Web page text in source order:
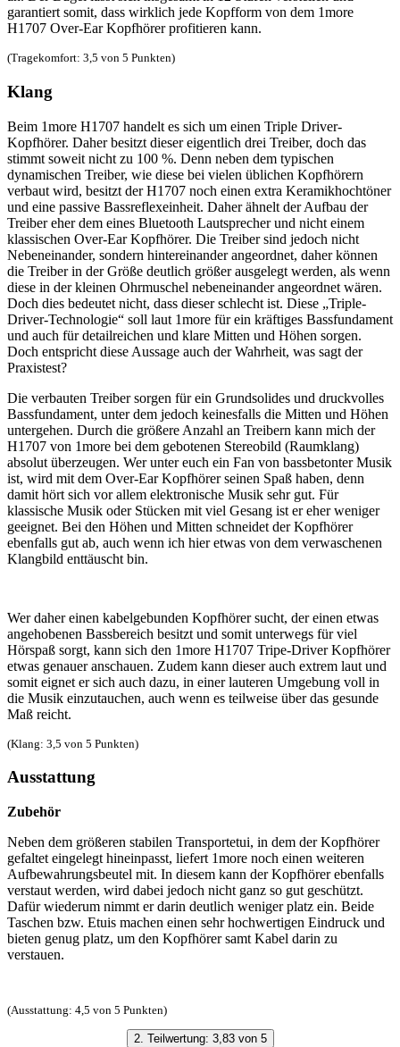
garantiert somit, dass wirklich jede Kopfform von dem 1more
H1707 Over-Ear Kopfhörer profitieren kann.
(Tragekomfort: 3,5 von 5 Punkten)
Klang
Beim 1more H1707 handelt es sich um einen Triple Driver-
Kopfhörer. Daher besitzt dieser eigentlich drei Treiber, doch das
stimmt soweit nicht zu 100 %. Denn neben dem typischen
dynamischen Treiber, wie diese bei vielen üblichen Kopfhörern
verbaut wird, besitzt der H1707 noch einen extra Keramikhochtöner
und eine passive Bassreflexeinheit. Daher ähnelt der Aufbau der
Treiber eher dem eines Bluetooth Lautsprecher und nicht einem
klassischen Over-Ear Kopfhörer. Die Treiber sind jedoch nicht
Nebeneinander, sondern hintereinander angeordnet, daher können
die Treiber in der Größe deutlich größer ausgelegt werden, als wenn
diese in der kleinen Ohrmuschel nebeneinander angeordnet wären.
Doch dies bedeutet nicht, dass dieser schlecht ist. Diese „Triple-
Driver-Technologie“ soll laut 1more für ein kräftiges Bassfundament
und auch für detailreichen und klare Mitten und Höhen sorgen.
Doch entspricht diese Aussage auch der Wahrheit, was sagt der
Praxistest?
Die verbauten Treiber sorgen für ein Grundsolides und druckvolles
Bassfundament, unter dem jedoch keinesfalls die Mitten und Höhen
untergehen. Durch die größere Anzahl an Treibern kann mich der
H1707 von 1more bei dem gebotenen Stereobild (Raumklang)
absolut überzeugen. Wer unter euch ein Fan von bassbetonter Musik
ist, wird mit dem Over-Ear Kopfhörer seinen Spaß haben, denn
damit hört sich vor allem elektronische Musik sehr gut. Für
klassische Musik oder Stücken mit viel Gesang ist er eher weniger
geeignet. Bei den Höhen und Mitten schneidet der Kopfhörer
ebenfalls gut ab, auch wenn ich hier etwas von dem verwaschenen
Klangbild enttäuscht bin.
Wer daher einen kabelgebunden Kopfhörer sucht, der einen etwas
angehobenen Bassbereich besitzt und somit unterwegs für viel
Hörspaß sorgt, kann sich den 1more H1707 Tripe-Driver Kopfhörer
etwas genauer anschauen. Zudem kann dieser auch extrem laut und
somit eignet er sich auch dazu, in einer lauteren Umgebung voll in
die Musik einzutauchen, auch wenn es teilweise über das gesunde
Maß reicht.
(Klang: 3,5 von 5 Punkten)
Ausstattung
Zubehör
Neben dem größeren stabilen Transportetui, in dem der Kopfhörer
gefaltet eingelegt hineinpasst, liefert 1more noch einen weiteren
Aufbewahrungsbeutel mit. In diesem kann der Kopfhörer ebenfalls
verstaut werden, wird dabei jedoch nicht ganz so gut geschützt.
Dafür wiederum nimmt er darin deutlich weniger platz ein. Beide
Taschen bzw. Etuis machen einen sehr hochwertigen Eindruck und
bieten genug platz, um den Kopfhörer samt Kabel darin zu
verstauen.
(Ausstattung: 4,5 von 5 Punkten)
2. Teilwertung: 3,83 von 5